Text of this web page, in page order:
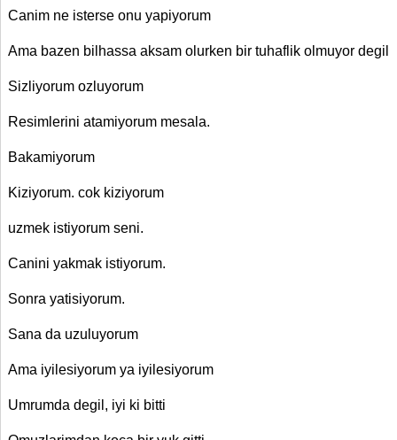
Canim ne isterse onu yapiyorum
Ama bazen bilhassa aksam olurken bir tuhaflik olmuyor degil
Sizliyorum ozluyorum
Resimlerini atamiyorum mesala.
Bakamiyorum
Kiziyorum. cok kiziyorum
uzmek istiyorum seni.
Canini yakmak istiyorum.
Sonra yatisiyorum.
Sana da uzuluyorum
Ama iyilesiyorum ya iyilesiyorum
Umrumda degil, iyi ki bitti